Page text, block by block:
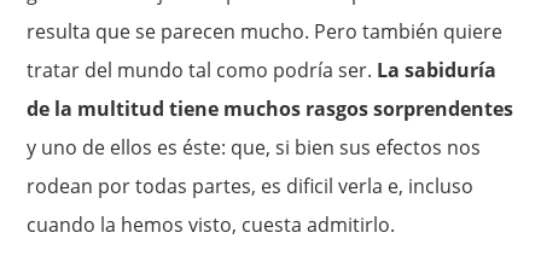
resulta que se parecen mucho. Pero también quiere
tratar del mundo tal como podría ser. La sabiduría
de la multitud tiene muchos rasgos sorprendentes
y uno de ellos es éste: que, si bien sus efectos nos
rodean por todas partes, es dificil verla e, in­cluso
cuando la hemos visto, cuesta admitirlo.